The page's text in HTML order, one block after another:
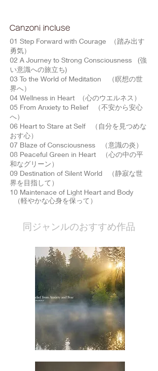
Canzoni incluse
01 Step Forward with Courage （踏み出す
勇気）
02 A Journey to Strong Consciousness (強
い意識への旅立ち)
03 To the World of Meditation （瞑想の世
界へ）
04 Wellness in Heart （心のウエルネス）
05 From Anxiety to Relief （不安から安心
へ）
06 Heart to Stare at Self （自分を見つめな
おす心）
07 Blaze of Consciousness （意識の炎）
08 Peaceful Green in Heart （心の中の平
和なグリーン）
09 Destination of Silent World （静寂な世
界を目指して）
10 Maintenace of Light Heart and Body
（軽やかな心身を保って）
​同ジャンルのおすすめ作品